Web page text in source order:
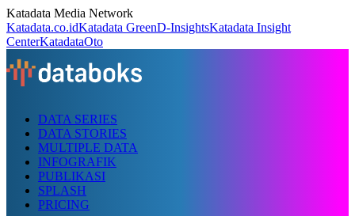
Katadata Media Network
Katadata.co.idKatadata GreenD-InsightsKatadata Insight
CenterKatadataOto
DATA SERIES
DATA STORIES
MULTIPLE DATA
INFOGRAFIK
PUBLIKASI
SPLASH
PRICING